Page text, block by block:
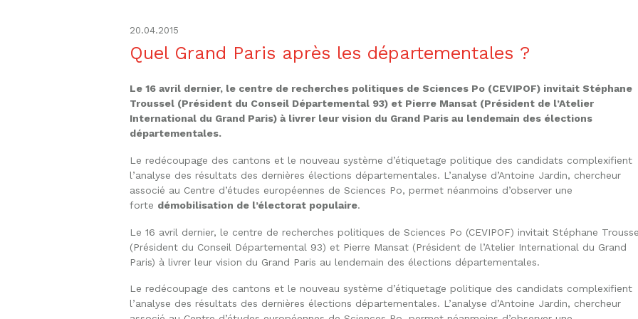
20.04.2015
Quel Grand Paris après les départementales ?
Le 16 avril dernier, le centre de recherches politiques de Sciences Po (CEVIPOF) invitait Stéphane
Troussel (Président du Conseil Départemental 93) et Pierre Mansat (Président de l’Atelier
International du Grand Paris) à livrer leur vision du Grand Paris au lendemain des élections
départementales.
Le redécoupage des cantons et le nouveau système d’étiquetage politique des candidats complexifient
l’analyse des résultats des dernières élections départementales. L’analyse d’Antoine Jardin, chercheur
associé au Centre d’études européennes de Sciences Po, permet néanmoins d’observer une
forte démobilisation de l’électorat populaire.
Le 16 avril dernier, le centre de recherches politiques de Sciences Po (CEVIPOF) invitait Stéphane
(Président du Conseil Départemental 93) et Pierre Mansat (Président de l’Atelier International du Grand
Paris) à livrer leur vision du Grand Paris au lendemain des élections départementales.
Le redécoupage des cantons et le nouveau système d’étiquetage politique des candidats complexifient
l’analyse des résultats des dernières élections départementales. L’analyse d’Antoine Jardin, chercheur